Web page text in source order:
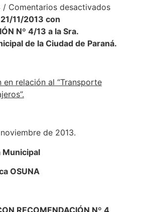
/ Comentarios desactivados
11/2013 con
Nº 4/13 a la Sra.
de la Ciudad de Paraná.
en relación al “Transporte
de 2013.
Municipal
OSUNA
RECOMENDACIÓN Nº 4